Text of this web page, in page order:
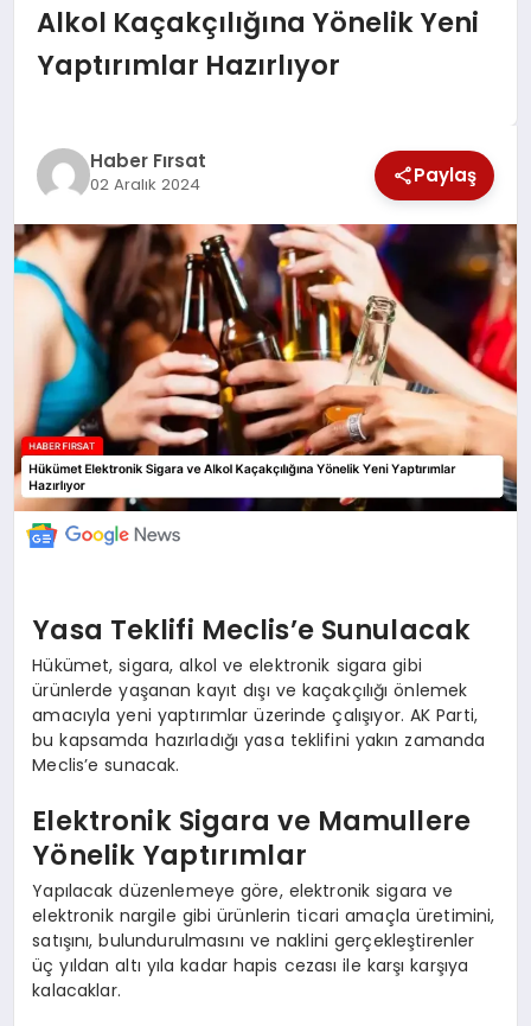
SAĞLIK
MAGAZİN
EĞİTİM
DÜNYA
Alkol Kaçakçılığına Yönelik Yeni
Yaptırımlar Hazırlıyor
Haber Fırsat
02 Aralık 2024 Paylaş
Yasa Teklifi Meclis’e Sunulacak
Hükümet, sigara, alkol ve elektronik sigara gibi
ürünlerde yaşanan kayıt dışı ve kaçakçılığı önlemek
amacıyla yeni yaptırımlar üzerinde çalışıyor. AK Parti,
bu kapsamda hazırladığı yasa teklifini yakın zamanda
Meclis’e sunacak.
Elektronik Sigara ve Mamullere
Yönelik Yaptırımlar
Yapılacak düzenlemeye göre, elektronik sigara ve
elektronik nargile gibi ürünlerin ticari amaçla üretimini,
satışını, bulundurulmasını ve naklini gerçekleştirenler
üç yıldan altı yıla kadar hapis cezası ile karşı karşıya
kalacaklar.